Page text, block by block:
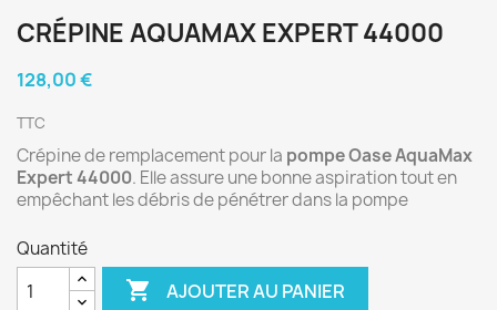
CRÉPINE AQUAMAX EXPERT 44000
128,00 €
TTC
Crépine de remplacement pour la pompe Oase AquaMax
Expert 44000. Elle assure une bonne aspiration tout en
empêchant les débris de pénétrer dans la pompe
Quantité
 AJOUTER AU PANIER